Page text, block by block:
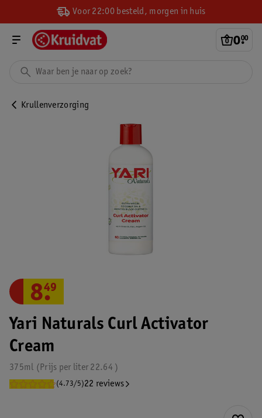
Voor 22:00 besteld, morgen in huis
0.
00
Krullenverzorging
Yari Naturals Curl Activator
Cream
375ml 22.64
Prijs per liter
(4.73/5)22 reviews
8.
49